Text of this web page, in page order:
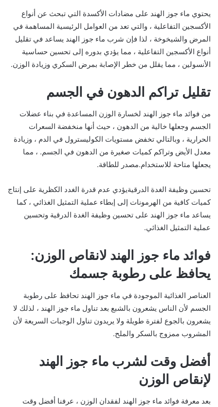
يحتوي ماء جوز الهند على مضادات الأكسدة التي تبحث عن أنواع
الأكسجين التفاعلية ، والتي تعد من العوامل الرئيسية المساهمة في
المرض والشيخوخة ، لذا فإن شرب ماء جوز الهند يساعد في تقليل
أنواع الأكسجين التفاعلية ، مما يؤدي بدوره إلى تحسين حساسية
الأنسولين ، مما يقلل من خطر الإصابة بمرض السكري وزيادة الوزن.
تقليل تراكم الدهون في الجسم
من فوائد ماء جوز الهند لخسارة الوزن المساعدة في بناء عضلات
الجسم وجعلها خالية من الدهون ، حيث أنها منخفضة السعرات
الحرارية ، وبالتالي تخفض مستويات الكوليسترول في الدم ، وزيادة
معدل الأيض وتراكم كميات صغيرة من الدهون في الجسم. ، مما
يجعلها متاحة للاستخدام.مصدر للطاقة.
تحسين وظيفة الغدة الدرقيةيؤدي عدم قدرة الغدد الكظرية على إنتاج
كميات كافية من الهرمونات إلى إبطاء عملية التمثيل الغذائي ، كما
يساعد ماء جوز الهند على تحسين وظيفة الغدة الدرقية وتحسين
عملية التمثيل الغذائي.
فوائد ماء جوز الهند لانقاص الوزن:
يحافظ على رطوبة جسمك
العناصر الغذائية الموجودة في ماء جوز الهند تحافظ على رطوبة
الجسم لأن الناس يشعرون بالشبع بعد تناول ماء جوز الهند ، لذلك لا
يشعرون بالجوع لفترة طويلة ولا يريدون تناول الوجبات السريعة لأن
المشروب ممزوج بالسكر والملح.
أفضل وقت لشرب ماء جوز الهند
لإنقاص الوزن
بعد معرفة فوائد ماء جوز الهند لفقدان الوزن ، عرفنا أفضل وقت